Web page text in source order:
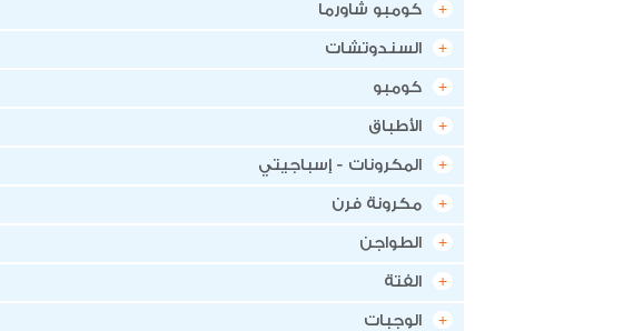
كومبو شاورما
السندوتشات
كومبو
الأطباق
المكرونات - إسباجيتي
مكرونة فرن
الطواجن
الفتة
الوجبات